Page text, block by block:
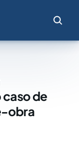
de
obra